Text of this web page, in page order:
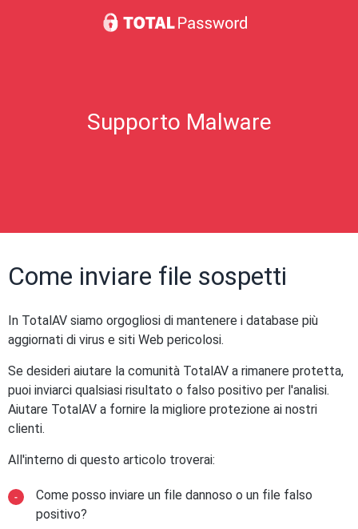
Supporto Malware
Come inviare file sospetti
In TotalAV siamo orgogliosi di mantenere i database più
aggiornati di virus e siti Web pericolosi.
Se desideri aiutare la comunità TotalAV a rimanere protetta,
puoi inviarci qualsiasi risultato o falso positivo per l'analisi.
Aiutare TotalAV a fornire la migliore protezione ai nostri
clienti.
All'interno di questo articolo troverai:
Come posso inviare un file dannoso o un file falso
positivo?